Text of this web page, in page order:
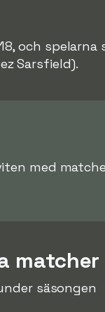
och spelarna
Sarsfield).
med
matcher
säsongen